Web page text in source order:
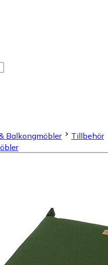
Balkongmöbler
Tillbehör